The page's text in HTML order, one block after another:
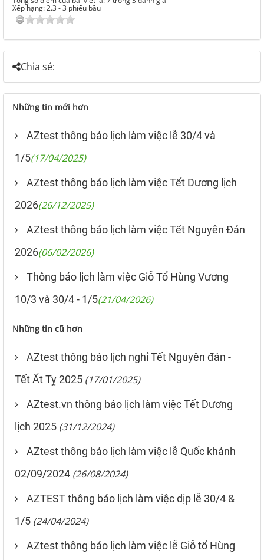
Xếp hạng:2.3-3 phiếu bầu
Chia sẻ:
Những tin mới hơn
AZtest thông báo lịch làm việc lễ 30/4 và
1/5(17/04/2025)
AZtest thông báo lịch làm việc Tết Dương lịch
2026(26/12/2025)
AZtest thông báo lịch làm việc Tết Nguyên Đán
2026(06/02/2026)
Thông báo lịch làm việc Giỗ Tổ Hùng Vương
10/3 và 30/4 - 1/5(21/04/2026)
Những tin cũ hơn
AZtest thông báo lịch nghỉ Tết Nguyên đán -
Tết Ất Tỵ 2025 (17/01/2025)
AZtest.vn thông báo lịch làm việc Tết Dương
lịch 2025 (31/12/2024)
AZtest thông báo lịch làm việc lễ Quốc khánh
02/09/2024 (26/08/2024)
AZTEST thông báo lịch làm việc dịp lễ 30/4 &
1/5 (24/04/2024)
AZtest thông báo lịch làm việc lễ Giỗ tổ Hùng